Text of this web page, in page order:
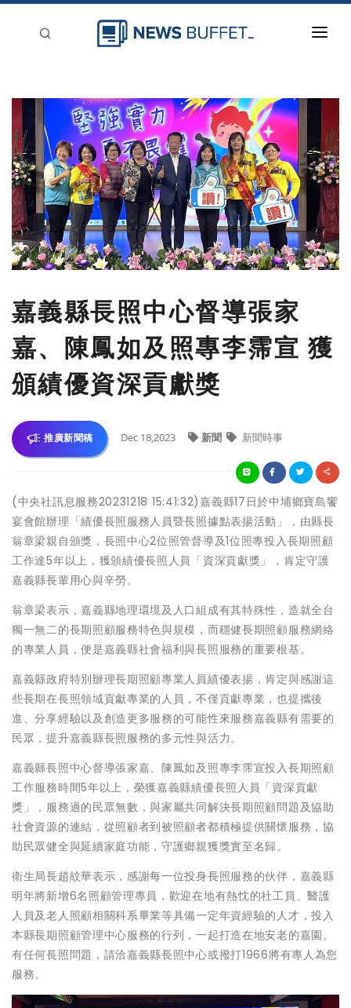
新聞稿分類
登入
刊登
嘉義縣長照中心督導張家
嘉、陳鳳如及照專李霈宣 獲
頒績優資深貢獻獎
推廣新聞稿 Dec 18,2023 新聞 新聞時事
(中央社訊息服務20231218 15:41:32)嘉義縣17日於中埔鄉寶島饗
宴會館辦理「績優長照服務人員暨長照據點表揚活動」，由縣長
翁章梁親自頒獎，長照中心2位照管督導及1位照專投入長期照顧
工作達5年以上，獲頒績優長照人員「資深貢獻獎」，肯定守護
嘉義縣長輩用心與辛勞。
翁章梁表示，嘉義縣地理環境及人口組成有其特殊性，造就全台
獨一無二的長期照顧服務特色與規模，而穩健長期照顧服務網絡
的專業人員，便是嘉義縣社會福利與長照服務的重要根基。
嘉義縣政府特別辦理長期照顧專業人員績優表揚，肯定與感謝這
些長期在長照領域貢獻專業的人員，不僅貢獻專業，也提攜後
進、分享經驗以及創造更多服務的可能性來服務嘉義縣有需要的
民眾，提升嘉義縣長照服務的多元性與活力。
嘉義縣長照中心督導張家嘉、陳鳳如及照專李霈宣投入長期照顧
工作服務時間5年以上，榮獲嘉義縣績優長照人員「資深貢獻
獎」，服務過的民眾無數，與家屬共同解決長期照顧問題及協助
社會資源的連結，從照顧者到被照顧者都積極提供關懷服務，協
助民眾健全與延續家庭功能，守護鄉親獲獎實至名歸。
衛生局長趙紋華表示，感謝每一位投身長照服務的伙伴，嘉義縣
明年將新增6名照顧管理專員，歡迎在地有熱忱的社工員、醫護
人員及老人照顧相關科系畢業等具備一定年資經驗的人才，投入
本縣長期照顧管理中心服務的行列，一起打造在地安老的嘉園。
有任何長照問題，請洽嘉義縣長照中心或撥打1966將有專人為您
服務。